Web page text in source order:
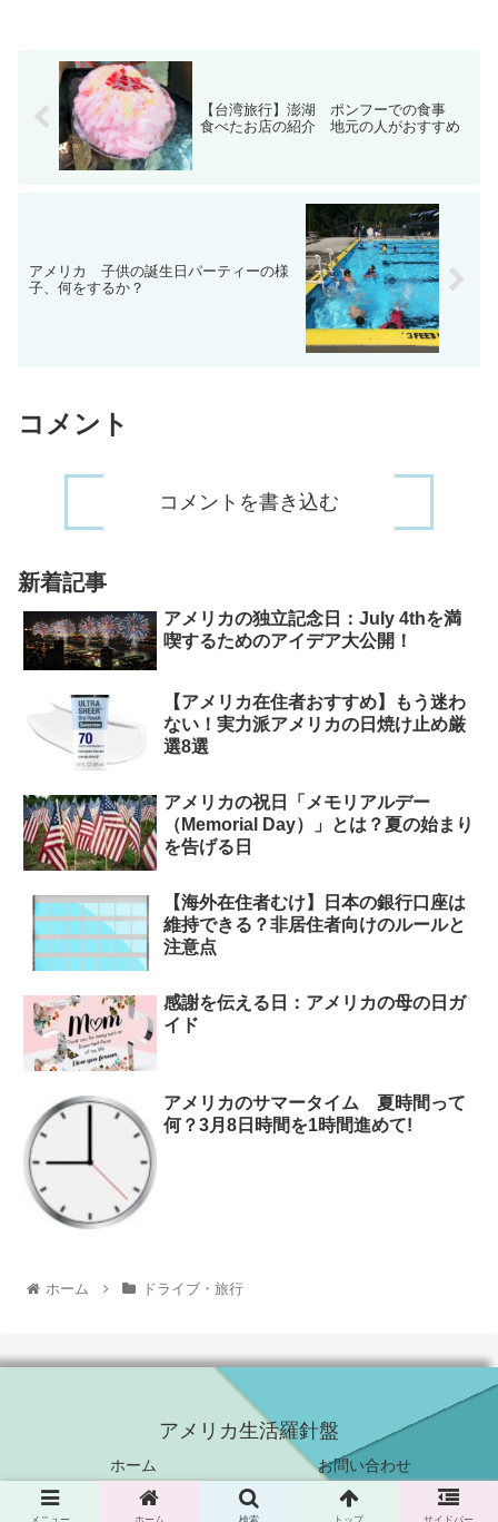
【台湾旅行】澎湖 ポンフーでの食事
食べたお店の紹介 地元の人がおすすめ
アメリカ 子供の誕生日パーティーの様
子、何をするか？
コメント
コメントを書き込む
新着記事
アメリカの独立記念日：July 4thを満
喫するためのアイデア大公開！
【アメリカ在住者おすすめ】もう迷わ
ない！実力派アメリカの日焼け止め厳
選8選
アメリカの祝日「メモリアルデー
（Memorial Day）」とは？夏の始まり
を告げる日
【海外在住者むけ】日本の銀行口座は
維持できる？非居住者向けのルールと
注意点
感謝を伝える日：アメリカの母の日ガ
イド
アメリカのサマータイム 夏時間って
何？3月8日時間を1時間進めて!
ホーム ドライブ・旅行
アメリカ生活羅針盤
ホーム お問い合わせ
© 2017 アメリカ生活羅針盤.
メニュー ホーム 検索 トップ サイドバー